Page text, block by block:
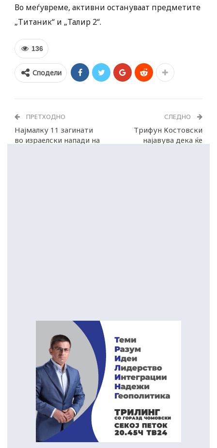
Во меѓувреме, активни остануваат предметите
„Титаник“ и „Талир 2“.
136
Сподели
ПРЕТХОДНО
Најмалку 11 загинати
во израелски напади на
СЛЕДНО
Трифун Костовски
најавува дека ќе